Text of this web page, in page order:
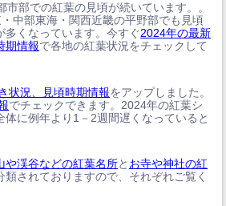
市部での紅葉の見頃が続いています。。
中部東海・関西近畿の平野部でも見頃
多くなっています。今すぐ2024年の最新
期情報で各地の紅葉状況をチェックして
状況、見頃時期情報をアップしました。
でチェックできます。2024年の紅葉シ
体に例年より1－2週間遅くなっていると
や渓谷などの紅葉名所と お寺や神社の紅
類されておりますので、それぞれご覧く